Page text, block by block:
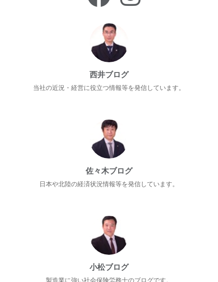
西井ブログ
当社の近況・経営に役立つ情報等を発信しています。
佐々木ブログ
日本や北陸の経済状況情報等を発信しています。
小松ブログ
製造業に強い社会保険労務士のブログです。